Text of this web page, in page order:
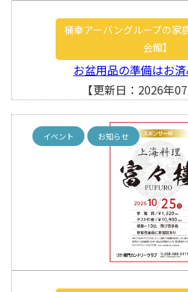
桶幸アーバングループの家
会館】
お盆用品の準備はお
【更新日：2026年
イベント お知らせ